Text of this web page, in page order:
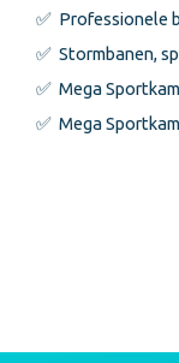
✅ Professionele
✅ Stormbanen,
✅ Mega
✅ Mega